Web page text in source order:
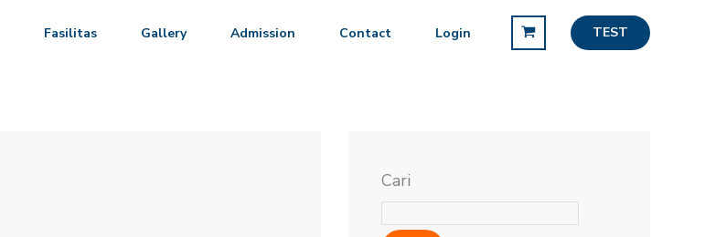
Fasilitas Gallery Admission Contact Login TEST
Cari